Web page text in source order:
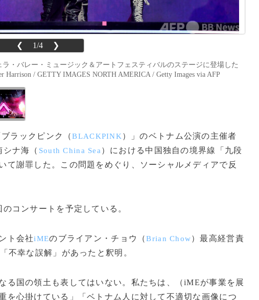
❮ 1/4 ❯
・バレー・ミュージック＆アートフェスティバルのステージに登場した
Harrison / GETTY IMAGES NORTH AMERICA / Getty Images via AFP
ラックピンク（BLACKPINK ）」のベトナム公演の主催者
ナ海（ South China Sea ）における中国独自の境界線「九段
て謝罪した。この問題をめぐり、ソーシャルメディアで反
コンサートを予定している。
ト会社iMEのブライアン・チョウ（Brian Chow）最高経営責
不幸な誤解」があったと釈明。
る国の領土も表してはいない。私たちは、（iMEが事業を展
を心掛けている」「ベトナム人に対して不適切な画像につ